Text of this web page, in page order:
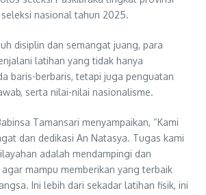
nasional tahun 2025.
disiplin dan semangat juang, para
latihan yang tidak hanya
baris-berbaris, tetapi juga penguatan
serta nilai-nilai nasionalisme.
Tamansari menyampaikan, “Kami
dan dedikasi An Natasya. Tugas kami
adalah mendampingi dan
mampu memberikan yang terbaik
Ini lebih dari sekadar latihan fisik, ini